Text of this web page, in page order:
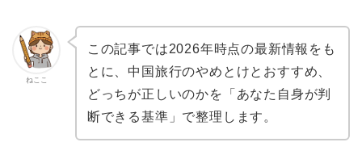
ねここ
この記事では2026年時点の最新情報をも
とに、中国旅行のやめとけとおすすめ、
どっちが正しいのかを「あなた自身が判
断できる基準」で整理します。